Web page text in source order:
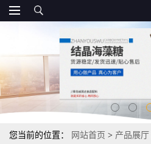
您当前的位置： 网站首页 > 产品展厅